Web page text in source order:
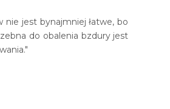
nie jest bynajmniej łatwe, bo
do obalenia bzdury jest